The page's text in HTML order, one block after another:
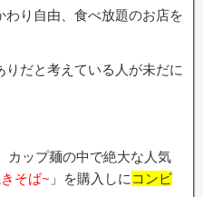
り自由、食べ放題のお店を
だと考えている人が未だに
、カップ麺の中で絶大な人気
そば~ 」を購入しに コンビ